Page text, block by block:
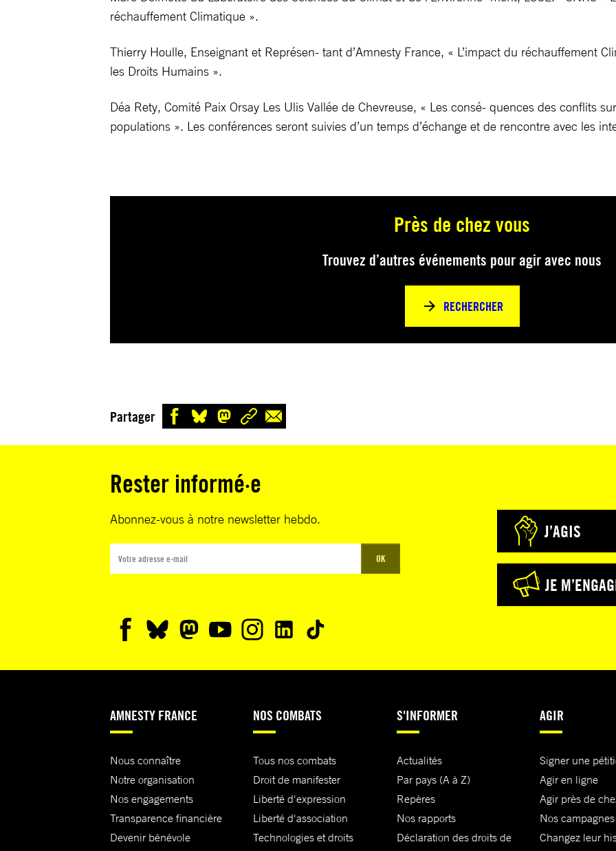
réchauffement Climatique ».
Thierry Houlle, Enseignant et Représen- tant d’Amnesty France, « L’impact du réchauffement
les Droits Humains ».
Déa Rety, Comité Paix Orsay Les Ulis Vallée de Chevreuse, « Les consé- quences des conflits
populations ». Les conférences seront suivies d’un temps d’échange et de rencontre avec les
Près de chez vous
Trouvez d’autres événements pour agir avec nous
RECHERCHER
Partager
Rester informé·e
Abonnez-vous à notre newsletter hebdo.
OK
J’AGIS
JE
AMNESTY FRANCE
Nous connaître
Notre organisation
Nos engagements
Transparence financière
Devenir bénévole
NOS COMBATS
Tous nos combats
Droit de manifester
Liberté d'expression
Liberté d'association
Technologies et droits
S'INFORMER
Actualités
Par pays (A à Z)
Repères
Nos rapports
Déclaration des droits de
AGIR
Signer une
Agir en ligne
Agir près de
Nos campagnes
Changez leur